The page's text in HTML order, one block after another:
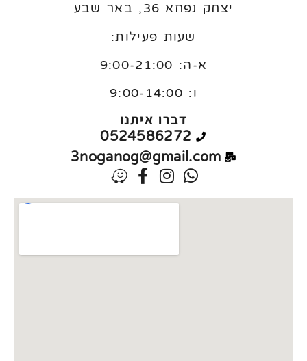
יצחק נפחא 36, באר שבע
שעות פעילות:
א-ה: 9:00-21:00
ו: 9:00-14:00
דברו איתנו
0524586272
3noganog@gmail.com